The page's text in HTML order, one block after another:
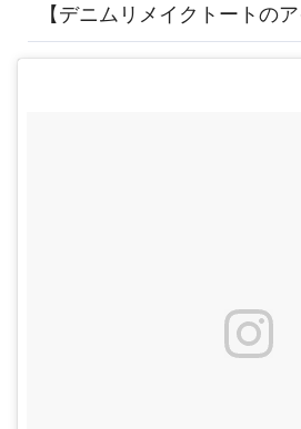
【デニムリメイクトートのア